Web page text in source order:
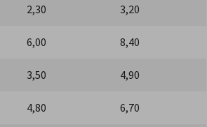
2,30 3,20
6,00 8,40
3,50 4,90
4,80 6,70